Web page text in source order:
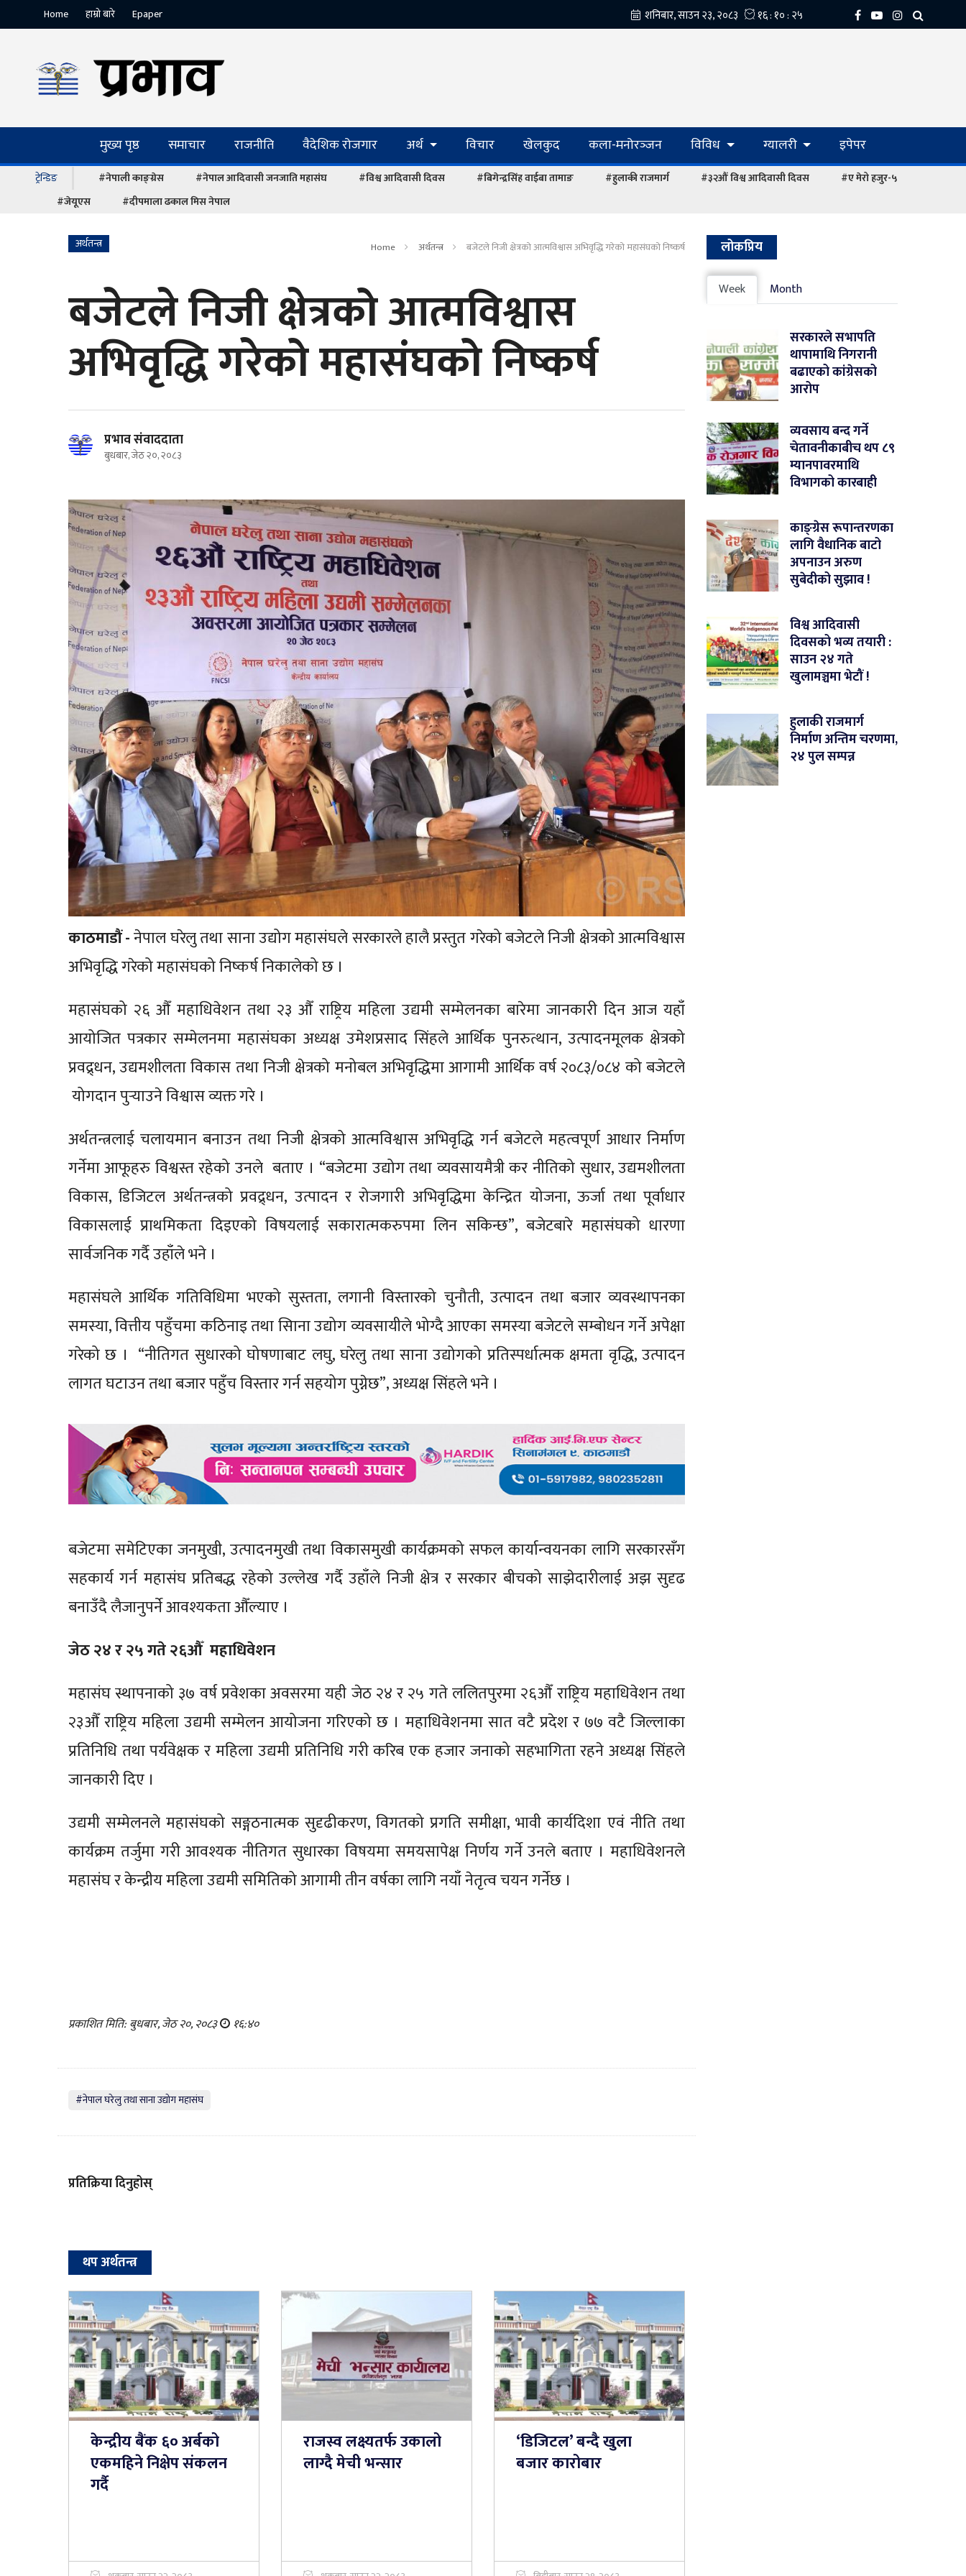
Home हाम्रो बारे Epaper
मुख्य पृष्ठ समाचार राजनीति वैदेशिक रोजगार अर्थ विचार खेलकुद कला-मनोरञ्‍जन विविध ग्यालरी इपेपर
ट्रेन्डिङ #नेपाली काङ्ग्रेस #नेपाल आदिवासी जनजाति महासंघ #विश्व आदिवासी दिवस #बिगेन्द्रसिंह वाईबा तामाङ #हुलाकी राजमार्ग #३२औं विश्व आदिवासी दिवस
#ए मेरो हजुर-५
#जेयूएस
#दीपमाला ढकाल मिस नेपाल
अर्थतन्त्र Home अर्थतन्त्र बजेटले निजी क्षेत्रको आत्मविश्वास अभिवृद्धि गरेको महासंघको निष्कर्ष
बजेटले निजी क्षेत्रको आत्मविश्वास
अभिवृद्धि गरेको महासंघको निष्कर्ष
प्रभाव संवाददाता
बुधबार, जेठ २०, २०८३
काठमाडौं -नेपाल घरेलु तथा साना उद्योग महासंघले सरकारले हालै प्रस्तुत गरेको बजेटले निजी क्षेत्रको आत्मविश्वास
अभिवृद्धि गरेको महासंघको निष्कर्ष निकालेको छ ।
महासंघको २६ औँ महाधिवेशन तथा २३ औँ राष्ट्रिय महिला उद्यमी सम्मेलनका बारेमा जानकारी दिन आज यहाँ
आयोजित पत्रकार सम्मेलनमा महासंघका अध्यक्ष उमेशप्रसाद सिंहले आर्थिक पुनरुत्थान, उत्पादनमूलक क्षेत्रको
प्रवद्र्धन, उद्यमशीलता विकास तथा निजी क्षेत्रको मनोबल अभिवृद्धिमा आगामी आर्थिक वर्ष २०८३/०८४ को बजेटले
योगदान पुर्‍याउने विश्वास व्यक्त गरे ।
अर्थतन्त्रलाई चलायमान बनाउन तथा निजी क्षेत्रको आत्मविश्वास अभिवृद्धि गर्न बजेटले महत्वपूर्ण आधार निर्माण
गर्नेमा आफूहरु विश्वस्त रहेको उनले बताए । “बजेटमा उद्योग तथा व्यवसायमैत्री कर नीतिको सुधार, उद्यमशीलता
विकास, डिजिटल अर्थतन्त्रको प्रवद्र्धन, उत्पादन र रोजगारी अभिवृद्धिमा केन्द्रित योजना, ऊर्जा तथा पूर्वाधार
विकासलाई प्राथमिकता दिइएको विषयलाई सकारात्मकरुपमा लिन सकिन्छ”, बजेटबारे महासंघको धारणा
सार्वजनिक गर्दै उहाँले भने ।
महासंघले आर्थिक गतिविधिमा भएको सुस्तता, लगानी विस्तारको चुनौती, उत्पादन तथा बजार व्यवस्थापनका
समस्या, वित्तीय पहुँचमा कठिनाइ तथा सिाना उद्योग व्यवसायीले भोग्दै आएका समस्या बजेटले सम्बोधन गर्ने अपेक्षा
गरेको छ । “नीतिगत सुधारको घोषणाबाट लघु, घरेलु तथा साना उद्योगको प्रतिस्पर्धात्मक क्षमता वृद्धि, उत्पादन
लागत घटाउन तथा बजार पहुँच विस्तार गर्न सहयोग पुग्नेछ”, अध्यक्ष सिंहले भने ।
बजेटमा समेटिएका जनमुखी, उत्पादनमुखी तथा विकासमुखी कार्यक्रमको सफल कार्यान्वयनका लागि सरकारसँग
सहकार्य गर्न महासंघ प्रतिबद्ध रहेको उल्लेख गर्दै उहाँले निजी क्षेत्र र सरकार बीचको साझेदारीलाई अझ सुदृढ
बनाउँदै लैजानुपर्ने आवश्यकता औँल्याए ।
जेठ २४ र २५ गते २६औँ महाधिवेशन
महासंघ स्थापनाको ३७ वर्ष प्रवेशका अवसरमा यही जेठ २४ र २५ गते ललितपुरमा २६औँ राष्ट्रिय महाधिवेशन तथा
२३औँ राष्ट्रिय महिला उद्यमी सम्मेलन आयोजना गरिएको छ । महाधिवेशनमा सात वटै प्रदेश र ७७ वटै जिल्लाका
प्रतिनिधि तथा पर्यवेक्षक र महिला उद्यमी प्रतिनिधि गरी करिब एक हजार जनाको सहभागिता रहने अध्यक्ष सिंहले
जानकारी दिए ।
उद्यमी सम्मेलनले महासंघको सङ्गठनात्मक सुदृढीकरण, विगतको प्रगति समीक्षा, भावी कार्यदिशा एवं नीति तथा
कार्यक्रम तर्जुमा गरी आवश्यक नीतिगत सुधारका विषयमा समयसापेक्ष निर्णय गर्ने उनले बताए । महाधिवेशनले
महासंघ र केन्द्रीय महिला उद्यमी समितिको आगामी तीन वर्षका लागि नयाँ नेतृत्व चयन गर्नेछ ।
प्रकाशित मिति: बुधबार, जेठ २०, २०८३ १६:४०
#नेपाल घरेलु तथा साना उद्योग महासंघ
प्रतिक्रिया दिनुहोस्
थप अर्थतन्त्र
केन्द्रीय बैंक ६० अर्बको
एकमहिने निक्षेप संकलन
गर्दै
राजस्व लक्ष्यतर्फ उकालो
लाग्दै मेची भन्सार
‘डिजिटल’ बन्दै खुला
बजार कारोबार
लोकप्रिय
Week Month
सरकारले सभापति
थापामाथि निगरानी
बढाएको कांग्रेसको
आरोप
व्यवसाय बन्द गर्ने
चेतावनीकाबीच थप ८९
म्यानपावरमाथि
विभागको कारबाही
काङ्ग्रेस रूपान्तरणका
लागि वैधानिक बाटो
अपनाउन अरुण
सुबेदीको सुझाव !
विश्व आदिवासी
दिवसको भव्य तयारी :
साउन २४ गते
खुलामञ्चमा भेटौं !
हुलाकी राजमार्ग
निर्माण अन्तिम चरणमा,
२४ पुल सम्पन्न